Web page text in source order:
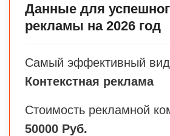
Данные для
рекламы на 2026 год
Самый эффективный
Контекстная реклама
Стоимость рекламной
50000 Руб.